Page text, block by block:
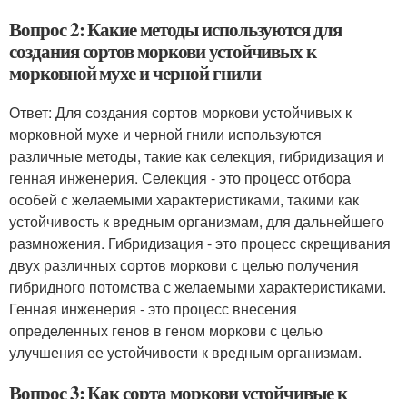
Вопрос 2: Какие методы используются для
создания сортов моркови устойчивых к
морковной мухе и черной гнили
Ответ: Для создания сортов моркови устойчивых к
морковной мухе и черной гнили используются
различные методы, такие как селекция, гибридизация и
генная инженерия. Селекция - это процесс отбора
особей с желаемыми характеристиками, такими как
устойчивость к вредным организмам, для дальнейшего
размножения. Гибридизация - это процесс скрещивания
двух различных сортов моркови с целью получения
гибридного потомства с желаемыми характеристиками.
Генная инженерия - это процесс внесения
определенных генов в геном моркови с целью
улучшения ее устойчивости к вредным организмам.
Вопрос 3: Как сорта моркови устойчивые к